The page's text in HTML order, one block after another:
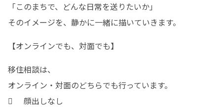
「このまちで、どんな日常を送りたいか」
そのイメージを、静かに一緒に描いていきます。
【オンラインでも、対面でも】
移住相談は、
オンライン・対面のどちらでも行っています。
	顔出しなし